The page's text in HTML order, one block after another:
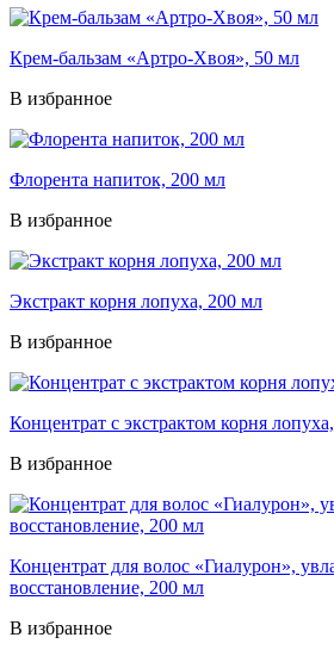
Крем-бальзам «Артро-Хвоя», 50 мл
В избранное
Флорента напиток, 200 мл
В избранное
Экстракт корня лопуха, 200 мл
В избранное
Концентрат с экстрактом корня
В избранное
Концентрат для волос «Гиалурон»,
восстановление, 200 мл
В избранное